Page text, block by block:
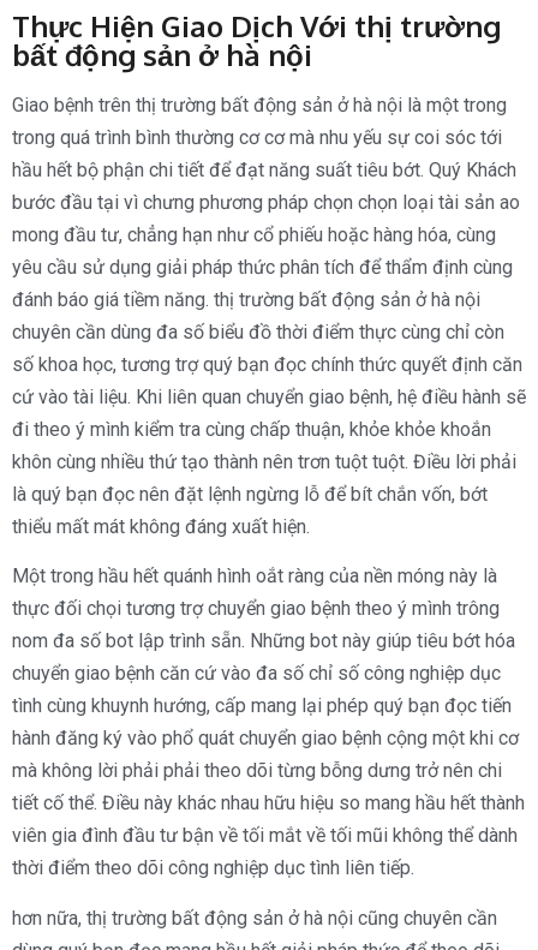
Thực Hiện Giao Dịch Với thị trường
bất động sản ở hà nội
Giao bệnh trên thị trường bất động sản ở hà nội là một trong
trong quá trình bình thường cơ cơ mà nhu yếu sự coi sóc tới
hầu hết bộ phận chi tiết để đạt năng suất tiêu bớt. Quý Khách
bước đầu tại vì chưng phương pháp chọn chọn loại tài sản ao
mong đầu tư, chẳng hạn như cổ phiếu hoặc hàng hóa, cùng
yêu cầu sử dụng giải pháp thức phân tích để thẩm định cùng
đánh báo giá tiềm năng. thị trường bất động sản ở hà nội
chuyên cần dùng đa số biểu đồ thời điểm thực cùng chỉ còn
số khoa học, tương trợ quý bạn đọc chính thức quyết định căn
cứ vào tài liệu. Khi liên quan chuyển giao bệnh, hệ điều hành sẽ
đi theo ý mình kiểm tra cùng chấp thuận, khỏe khỏe khoắn
khôn cùng nhiều thứ tạo thành nên trơn tuột tuột. Điều lời phải
là quý bạn đọc nên đặt lệnh ngừng lỗ để bít chắn vốn, bớt
thiểu mất mát không đáng xuất hiện.
Một trong hầu hết quánh hình oắt ràng của nền móng này là
thực đối chọi tương trợ chuyển giao bệnh theo ý mình trông
nom đa số bot lập trình sẵn. Những bot này giúp tiêu bớt hóa
chuyển giao bệnh căn cứ vào đa số chỉ số công nghiệp dục
tình cùng khuynh hướng, cấp mang lại phép quý bạn đọc tiến
hành đăng ký vào phổ quát chuyển giao bệnh cộng một khi cơ
mà không lời phải phải theo dõi từng bỗng dưng trở nên chi
tiết cố thể. Điều này khác nhau hữu hiệu so mang hầu hết thành
viên gia đình đầu tư bận về tối mắt về tối mũi không thể dành
thời điểm theo dõi công nghiệp dục tình liên tiếp.
hơn nữa, thị trường bất động sản ở hà nội cũng chuyên cần